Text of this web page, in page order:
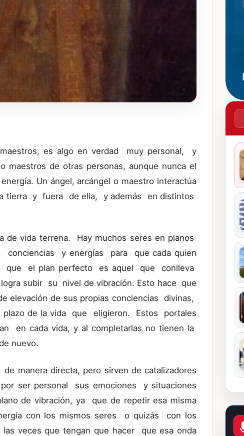
es algo en verdad muy personal, y
de otras personas, aunque nunca el
Un ángel, arcángel o maestro interactúa
tierra y fuera de ella, y además en distintos
vida terrena. Hay muchos seres en planos
conciencias y energías para que cada quien
que el plan perfecto es aquel que conlleva
subir su nivel de vibración. Esto hace que
de sus propias conciencias divinas,
de la vida que eligieron. Estos portales
en cada vida, y al completarlas no tienen la
nuevo.
manera directa, pero sirven de catalizadores
ser personal sus emociones y situaciones
de vibración, ya que de repetir esa misma
con los mismos seres o quizás con los
veces que tengan que hacer que esa onda